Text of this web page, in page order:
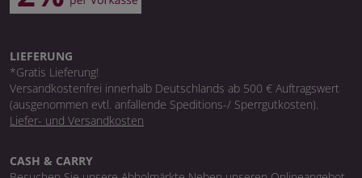
LIEFERUNG
*Gratis Lieferung!
Versandkostenfrei innerhalb Deutschlands ab 500 € Auftragswert
(ausgenommen evtl. anfallende Speditions-/ Sperrgutkosten).
Liefer- und Versandkosten
CASH & CARRY